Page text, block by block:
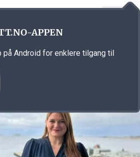
APPEN
på Android for enklere tilgang til